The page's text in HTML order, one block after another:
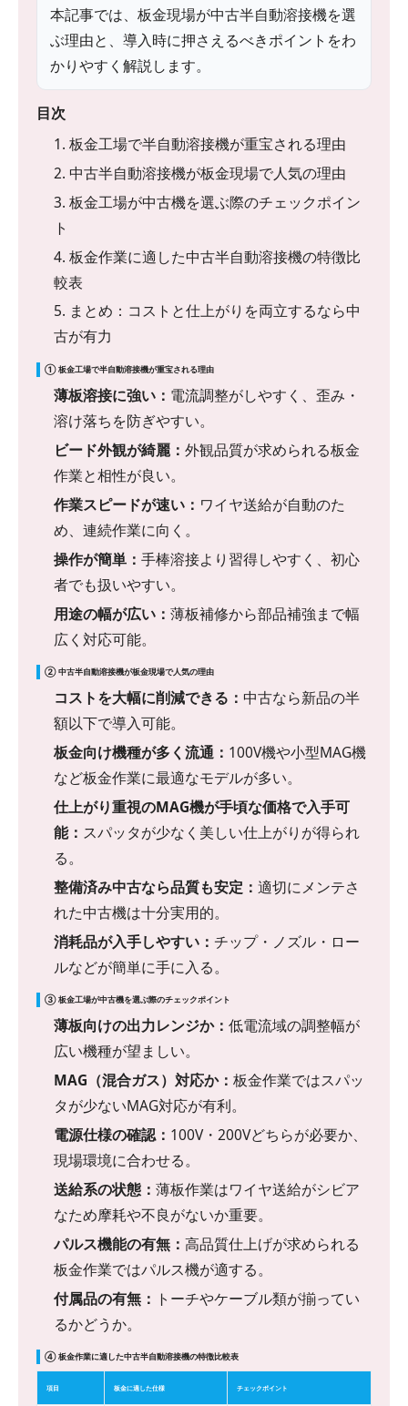
本記事では、板金現場が中古半自動溶接機を選
ぶ理由と、導入時に押さえるべきポイントをわ
かりやすく解説します。
目次
1. 板金工場で半自動溶接機が重宝される理由
2. 中古半自動溶接機が板金現場で人気の理由
3. 板金工場が中古機を選ぶ際のチェックポイン
ト
4. 板金作業に適した中古半自動溶接機の特徴比
較表
5. まとめ：コストと仕上がりを両立するなら中
古が有力
① 板金工場で半自動溶接機が重宝される理由
薄板溶接に強い： 電流調整がしやすく、歪み・
溶け落ちを防ぎやすい。
ビード外観が綺麗： 外観品質が求められる板金
作業と相性が良い。
作業スピードが速い： ワイヤ送給が自動のた
め、連続作業に向く。
操作が簡単： 手棒溶接より習得しやすく、初心
者でも扱いやすい。
用途の幅が広い： 薄板補修から部品補強まで幅
広く対応可能。
② 中古半自動溶接機が板金現場で人気の理由
コストを大幅に削減できる： 中古なら新品の半
額以下で導入可能。
板金向け機種が多く流通： 100V機や小型MAG機
など板金作業に最適なモデルが多い。
仕上がり重視のMAG機が手頃な価格で入手可
能： スパッタが少なく美しい仕上がりが得られ
る。
整備済み中古なら品質も安定： 適切にメンテさ
れた中古機は十分実用的。
消耗品が入手しやすい： チップ・ノズル・ロー
ルなどが簡単に手に入る。
③ 板金工場が中古機を選ぶ際のチェックポイント
薄板向けの出力レンジか： 低電流域の調整幅が
広い機種が望ましい。
MAG（混合ガス）対応か： 板金作業ではスパッ
タが少ないMAG対応が有利。
電源仕様の確認： 100V・200Vどちらが必要か、
現場環境に合わせる。
送給系の状態： 薄板作業はワイヤ送給がシビア
なため摩耗や不良がないか重要。
パルス機能の有無： 高品質仕上げが求められる
板金作業ではパルス機が適する。
付属品の有無： トーチやケーブル類が揃ってい
るかどうか。
④ 板金作業に適した中古半自動溶接機の特徴比較表
項目 板金に適した仕様 チェックポイント